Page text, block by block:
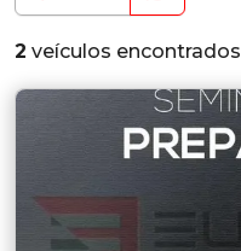
2 veículos encontrados